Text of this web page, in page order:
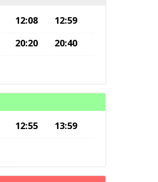
12:08
12:59
20:20
20:40
12:55
13:59